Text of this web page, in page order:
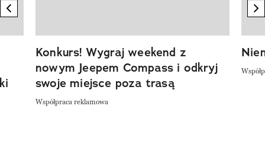
previous element
Konkurs! Wygraj weekend z
nowym Jeepem Compass i odkryj
swoje miejsce poza trasą
Współpraca reklamowa